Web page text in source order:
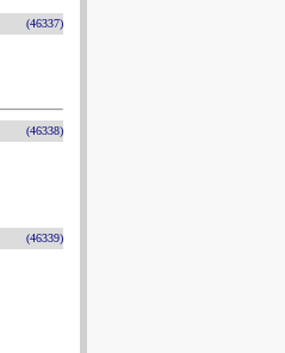
(46337)
(46338)
(46339)